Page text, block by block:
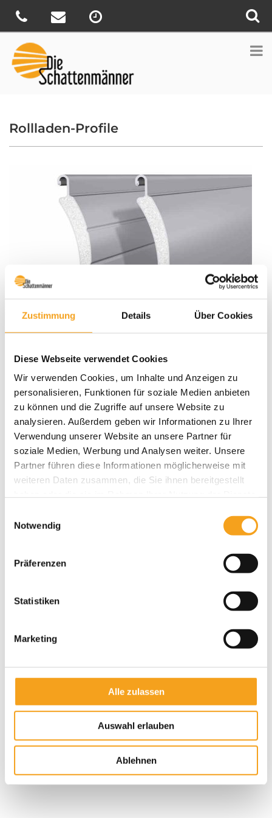
Zustimmung Details Über Cookies
Diese Webseite verwendet Cookies
Wir verwenden Cookies, um Inhalte und Anzeigen zu
personalisieren, Funktionen für soziale Medien anbieten
zu können und die Zugriffe auf unsere Website zu
analysieren. Außerdem geben wir Informationen zu Ihrer
Verwendung unserer Website an unsere Partner für
soziale Medien, Werbung und Analysen weiter. Unsere
Partner führen diese Informationen möglicherweise mit
weiteren Daten zusammen, die Sie ihnen bereitgestellt
Notwendig
Präferenzen
Statistiken
Marketing
Alle zulassen
Auswahl erlauben
Ablehnen
Rollladen-Profile
Rollladenpanzer aus Aluminium
Extrem widerstandsfähig und langlebig – für mittlere und
große Fenster
Profilhöhen: 37, 44, 53 und 56 mm
Doppelwandig, ausgeschäumt
A 37, 44, 53 auch in glatter Ausführung möglich für eine
cleanes Fassadenbild (passt optisch perfekt zur Zetra
Lamelle für Außenjalousien)
Rollladenpanzer aus Kunststoff
Profilhöhen: 37, 53 und 55 mm